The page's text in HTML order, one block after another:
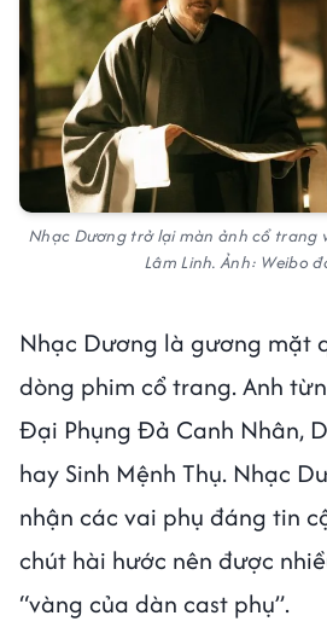
Nhạc Dương trở lại màn ảnh cổ trang
Lâm Linh. Ảnh: Weibo
Nhạc Dương là gương mặt
dòng phim cổ trang. Anh
Đại Phụng Đả Canh Nhân,
hay Sinh Mệnh Thụ. Nhạc
nhận các vai phụ đáng tin
chút hài hước nên được
“vàng của dàn cast phụ”.